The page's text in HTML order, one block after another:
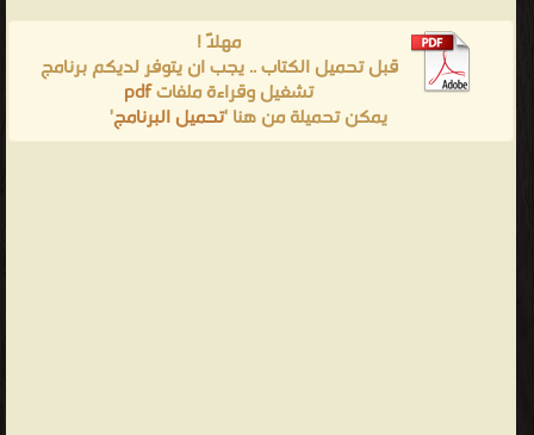
مهلاً !
قبل تحميل الكتاب .. يجب ان يتوفر لديكم برنامج
تشغيل وقراءة ملفاتpdf
يمكن تحميلة من هنا 'تحميل البرنامج'